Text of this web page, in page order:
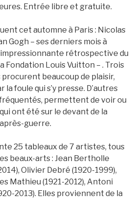
Entrée libre et gratuite.
cet automne à Paris : Nicolas
Gogh – ses derniers mois à
rétrospective du
Fondation Louis Vuitton – . Trois
beaucoup de plaisir,
foule qui s’y presse. D’autres
permettent de voir ou
ont été sur le devant de la
guerre.
25 tableaux de 7 artistes, tous
beaux-arts : Jean Bertholle
Olivier Debré (1920-1999),
Mathieu (1921-2012), Antoni
2013). Elles proviennent de la